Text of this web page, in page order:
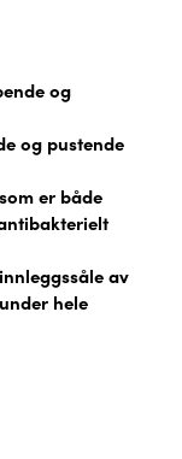
og
og pustende
er både
av
hele